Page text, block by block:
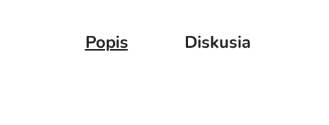
Popis Diskusia